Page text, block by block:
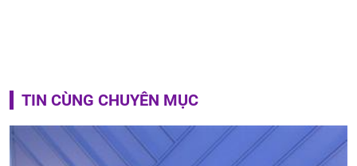
TIN CÙNG CHUYÊN MỤC